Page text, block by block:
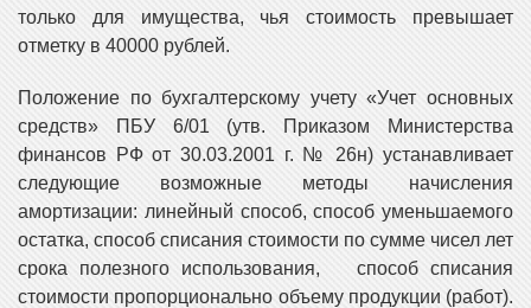
только для имущества, чья стоимость превышает
отметку в 40000 рублей.
Положение по бухгалтерскому учету «Учет основных
средств» ПБУ 6/01 (утв. Приказом Министерства
финансов РФ от 30.03.2001 г. № 26н) устанавливает
следующие возможные методы начисления
амортизации: линейный способ, способ уменьшаемого
остатка, способ списания стоимости по сумме чисел лет
срока полезного использования, способ списания
стоимости пропорционально объему продукции (работ).